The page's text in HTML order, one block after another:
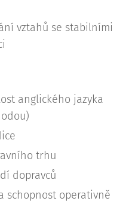
vztahů se stabilními
anglického jazyka
trhu
dopravců
schopnost operativně